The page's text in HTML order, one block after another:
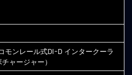
モンレール式DI-D インタークーラ
ャージャー）